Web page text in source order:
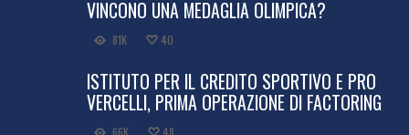
VINCONO UNA MEDAGLIA OLIMPICA?
81K 40
ISTITUTO PER IL CREDITO SPORTIVO E PRO
VERCELLI, PRIMA OPERAZIONE DI FACTORING